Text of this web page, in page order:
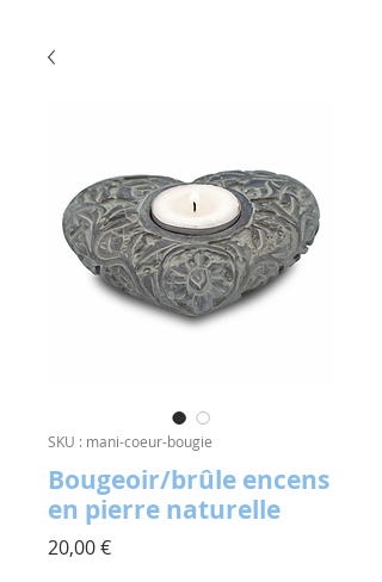
SKU : mani-coeur-bougie
Bougeoir/brûle encens
en pierre naturelle
20,00 €Prix